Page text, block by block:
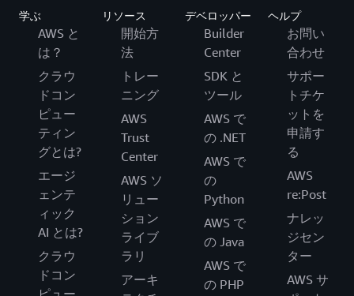
学ぶ
AWS と
は？
クラウ
ドコン
ピュー
ティン
グとは?
エージ
ェンテ
ィック
AI とは?
クラウ
ドコン
リソース
開始方
法
トレー
ニング
AWS
Trust
Center
AWS ソ
リュー
ション
ライブ
ラリ
アーキ
デベロッパー
Builder
Center
SDK と
ツール
AWS で
の .NET
AWS で
の
Python
AWS で
の Java
AWS で
の PHP
ヘルプ
お問い
合わせ
サポー
トチケ
ットを
申請す
る
AWS
re:Post
ナレッ
ジセン
ター
AWS サ